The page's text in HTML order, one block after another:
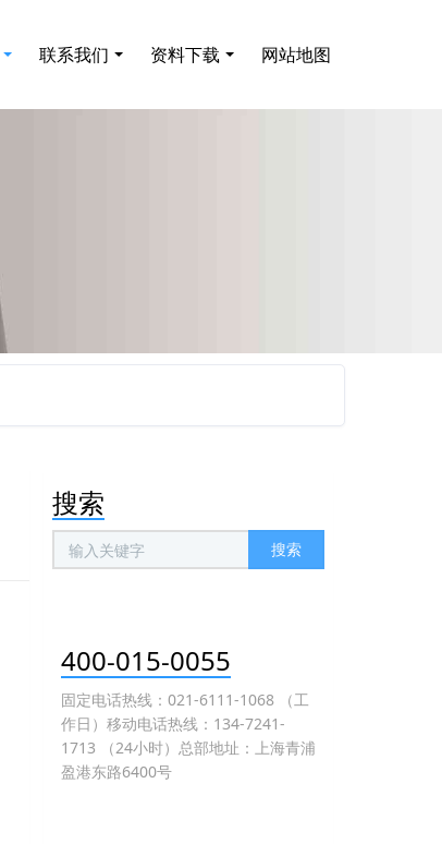
联系我们 资料下载 网站地图
搜索
搜索
400-015-0055
固定电话热线：021-6111-1068 （工
作日）移动电话热线：134-7241-
1713 （24小时）总部地址：上海青浦
盈港东路6400号